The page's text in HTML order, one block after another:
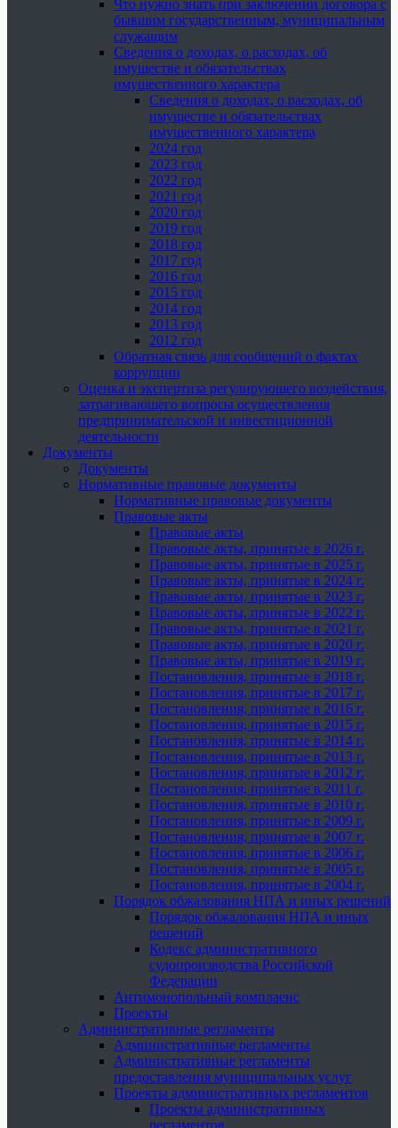
Что нужно знать при заключении договора с
бывшим государственным, муниципальным
служащим
Сведения о доходах, о расходах, об
имуществе и обязательствах
имущественного характера
Сведения о доходах, о расходах, об
имуществе и обязательствах
имущественного характера
2024 год
2023 год
2022 год
2021 год
2020 год
2019 год
2018 год
2017 год
2016 год
2015 год
2014 год
2013 год
2012 год
Обратная связь для сообщений о фактах
коррупции
Оценка и экспертиза регулирующего воздействия,
затрагивающего вопросы осуществления
предпринимательской и инвестиционной
деятельности
Документы
Документы
Нормативные правовые документы
Нормативные правовые документы
Правовые акты
Правовые акты
Правовые акты, принятые в 2026 г.
Правовые акты, принятые в 2025 г.
Правовые акты, принятые в 2024 г.
Правовые акты, принятые в 2023 г.
Правовые акты, принятые в 2022 г.
Правовые акты, принятые в 2021 г.
Правовые акты, принятые в 2020 г.
Правовые акты, принятые в 2019 г.
Постановления, принятые в 2018 г.
Постановления, принятые в 2017 г.
Постановления, принятые в 2016 г.
Постановления, принятые в 2015 г.
Постановления, принятые в 2014 г.
Постановления, принятые в 2013 г.
Постановления, принятые в 2012 г.
Постановления, принятые в 2011 г.
Постановления, принятые в 2010 г.
Постановления, принятые в 2009 г.
Постановления, принятые в 2007 г.
Постановления, принятые в 2006 г.
Постановления, принятые в 2005 г.
Постановления, принятые в 2004 г.
Порядок обжалования НПА и иных решений
Порядок обжалования НПА и иных
решений
Кодекс административного
судопроизводства Российской
Федерации
Антимонопольный комплаенс
Проекты
Административные регламенты
Административные регламенты
Административные регламенты
предоставления муниципальных услуг
Проекты административных регламентов
Проекты административных
регламентов